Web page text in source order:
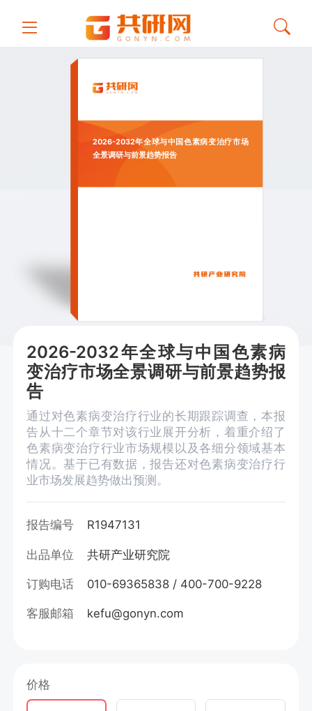
2026-2032年全球与中国色素病变治疗市场
全景调研与前景趋势报告
2026-2032年全球与中国色素病
变治疗市场全景调研与前景趋势报
告
通过对色素病变治疗行业的长期跟踪调查，本报
告从十二个章节对该行业展开分析，着重介绍了
色素病变治疗行业市场规模以及各细分领域基本
情况。基于已有数据，报告还对色素病变治疗行
业市场发展趋势做出预测。
报告编号 R1947131
出品单位 共研产业研究院
订购电话 010-69365838 / 400-700-9228
客服邮箱 kefu@gonyn.com
价格